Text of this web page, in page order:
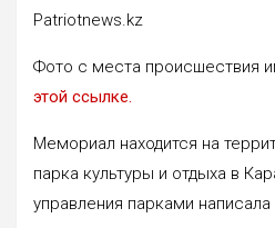
Patriotnews.kz
Фото с места происшествия
этой ссылке.
Мемориал находится на
парка культуры и отдыха в
управления парками